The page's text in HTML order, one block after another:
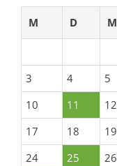
M D M
3
4 5
10
11 12
17
18 19
24
25 26